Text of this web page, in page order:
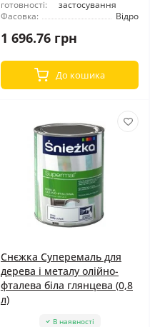
готовності:
застосування
Фасовка:
Відро
1 696.76 грн
До кошика
Снєжка Суперемаль для
дерева і металу олійно-
фталева біла глянцева (0,8
л)
В наявності